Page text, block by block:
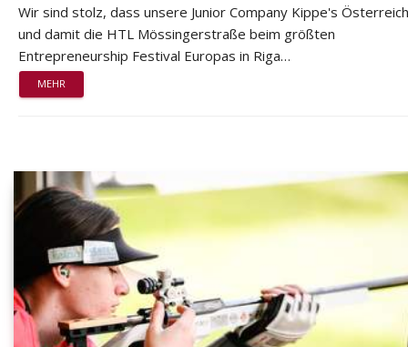
Wir sind stolz, dass unsere Junior Company Kippe's Österreich
und damit die HTL Mössingerstraße beim größten
Entrepreneurship Festival Europas in Riga…
MEHR